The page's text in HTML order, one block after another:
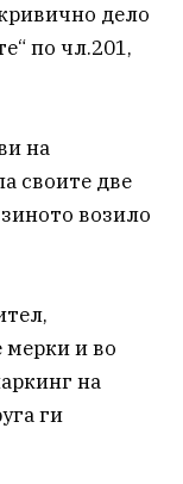
дело
по чл.201,
на
своите две
возило
и во
на
ги